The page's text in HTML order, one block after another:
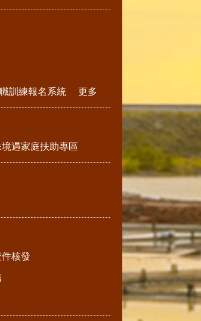
訓練報名系統 更多
遇家庭扶助專區
核發